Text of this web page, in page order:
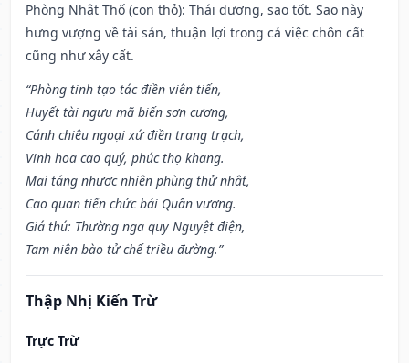
Phòng Nhật Thố (con thỏ): Thái dương, sao tốt. Sao này
hưng vượng về tài sản, thuận lợi trong cả việc chôn cất
cũng như xây cất.
“Phòng tinh tạo tác điền viên tiến,
Huyết tài ngưu mã biến sơn cương,
Cánh chiêu ngoại xứ điền trang trạch,
Vinh hoa cao quý, phúc thọ khang.
Mai táng nhược nhiên phùng thử nhật,
Cao quan tiến chức bái Quân vương.
Giá thú: Thường nga quy Nguyệt điện,
Tam niên bào tử chế triều đường.”
Thập Nhị Kiến Trừ
Trực Trừ